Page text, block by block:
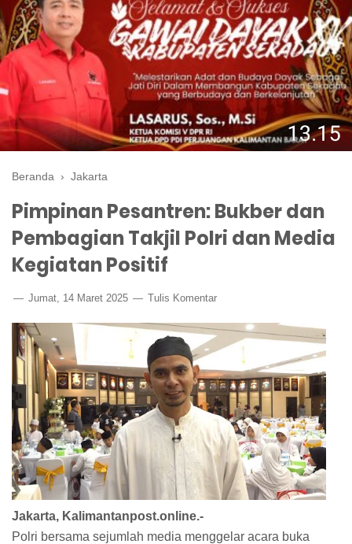
Beranda › Jakarta
Pimpinan Pesantren: Bukber dan
Pembagian Takjil Polri dan Media
Kegiatan Positif
Jumat, 14 Maret 2025 Tulis Komentar
Jakarta, Kalimantanpost.online.-
Polri bersama sejumlah media menggelar acara buka